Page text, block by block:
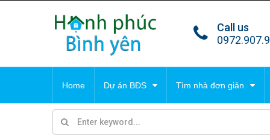
Call us
Home Dự án BĐS Tìm nhà đơn giản
TIN TỔNG HỢP DỰ
TIN TỔNG HỢP
Tất cả tin Villa